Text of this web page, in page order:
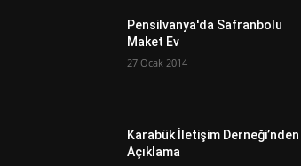
Pensilvanya'da Safranbolu
Maket Ev
27 Ocak 2014
Karabük İletişim Derneği’nden
Açıklama